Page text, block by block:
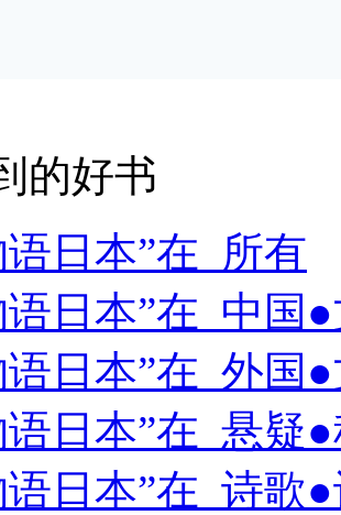
的好书
语日本”在 所有
语日本”在 中国
语日本”在 外国
语日本”在 悬疑
语日本”在 诗歌